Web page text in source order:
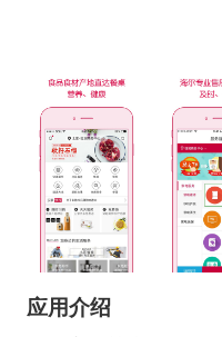
应用介绍